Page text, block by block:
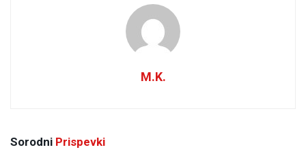
M.K.
Sorodni Prispevki